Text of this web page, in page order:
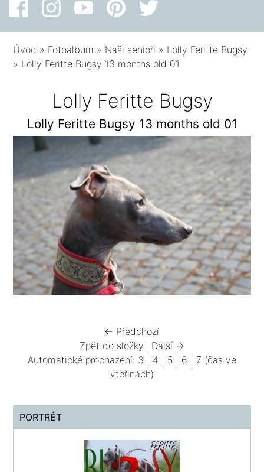
Úvod » Fotoalbum » Naši senioři » Lolly Feritte Bugsy
» Lolly Feritte Bugsy 13 months old 01
Lolly Feritte Bugsy
Lolly Feritte Bugsy 13 months old 01
← Předchozí
Zpět do složky
Další →
Automatické procházení: 3 4 5 6 7 (čas ve
vteřinách)
PORTRÉT